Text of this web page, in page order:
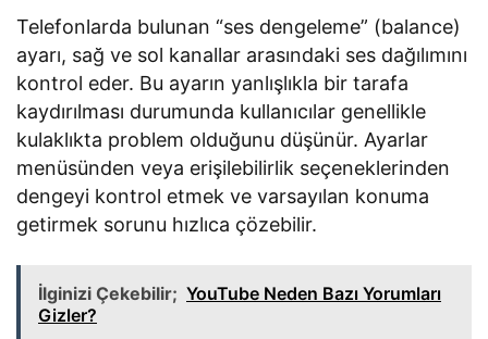
Telefonlarda bulunan “ses dengeleme” (balance)
ayarı, sağ ve sol kanallar arasındaki ses dağılımını
kontrol eder. Bu ayarın yanlışlıkla bir tarafa
kaydırılması durumunda kullanıcılar genellikle
kulaklıkta problem olduğunu düşünür. Ayarlar
menüsünden veya erişilebilirlik seçeneklerinden
dengeyi kontrol etmek ve varsayılan konuma
getirmek sorunu hızlıca çözebilir.
İlginizi Çekebilir; YouTube Neden Bazı Yorumları
Gizler?